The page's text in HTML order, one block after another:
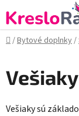
na
obsah
Domov
/Bytové doplnky/
Vešiaky
Vešiaky sú